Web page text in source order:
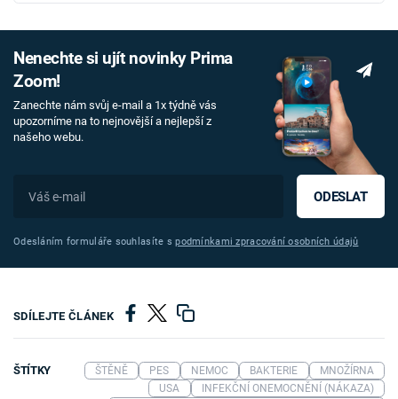
Nenechte si ujít novinky Prima
Zoom!
Zanechte nám svůj e-mail a 1x týdně vás
upozorníme na to nejnovější a nejlepší z
našeho webu.
ODESLAT
Odesláním formuláře souhlasíte spodmínkami zpracování osobních údajů
SDÍLEJTE ČLÁNEK
ŠTÍTKY ŠTĚNĚ PES NEMOC BAKTERIE
MNOŽÍRNA
USA
INFEKČNÍ ONEMOCNĚNÍ (NÁKAZA)